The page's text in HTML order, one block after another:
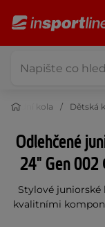
Jízdní kola Dětská
Odlehčené
24" Gen
Stylové
kvalitními